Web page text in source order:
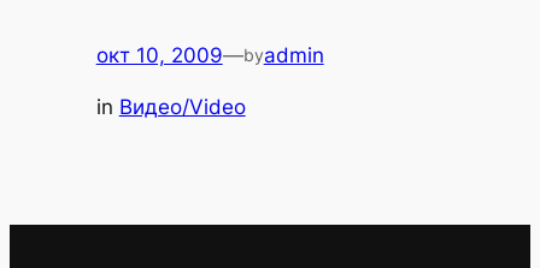
окт 10, 2009—byadmin
in Видео/Video